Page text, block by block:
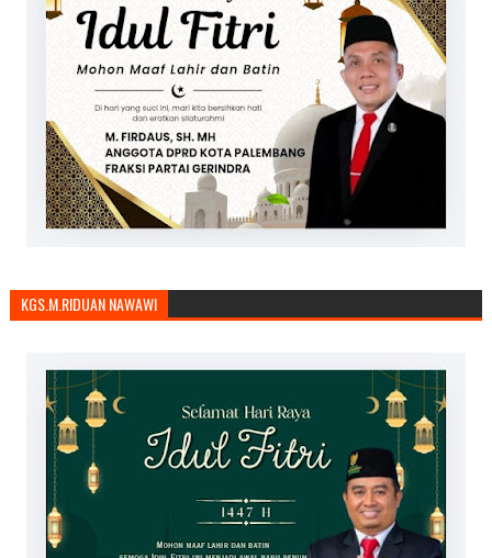
KGS.M.RIDUAN NAWAWI